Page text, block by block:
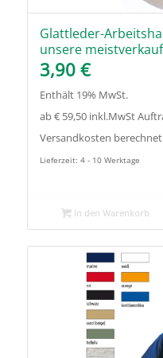
Glattleder-
unsere
3,90 €
Enthält 19% MwSt.
ab € 59,50 inkl.MwSt
Versandkosten
Lieferzeit: 4 - 10 Werktage
In den Warenkorb